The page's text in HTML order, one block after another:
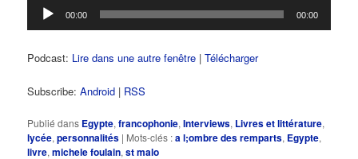
Lecteur
audio
00:00 00:00
Podcast: Lire dans une autre fenêtre |Télécharger
Subscribe:Android | RSS
Publié dans Egypte,francophonie,Interviews, Livres et littérature,
lycée,personnalités | Mots-clés :a l;ombre des remparts, Egypte,
livre,michele foulain,st malo